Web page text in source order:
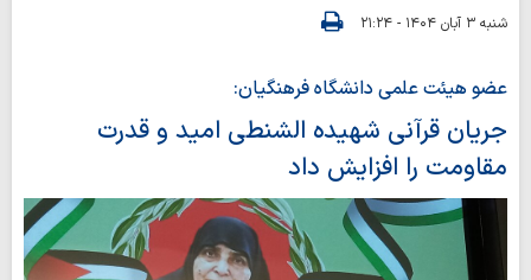
شنبه ۳ آبان ۱۴۰۴ - ۲۱:۲۴
عضو هیئت علمی دانشگاه فرهنگیان:
جریان قرآنی شهیده الشنطی امید و قدرت
مقاومت را افزایش داد